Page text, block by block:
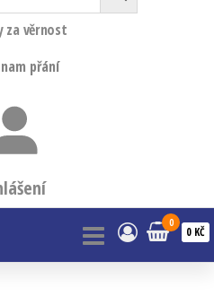
mnohem víc.
za věrnost
přání
0
0 KČ